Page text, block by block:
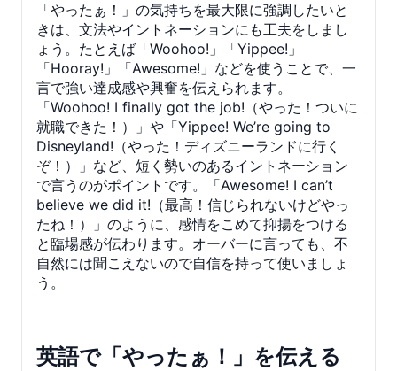
「やったぁ！」の気持ちを最大限に強調したいと
きは、文法やイントネーションにも工夫をしまし
ょう。たとえば「Woohoo!」「Yippee!」
「Hooray!」「Awesome!」などを使うことで、一
言で強い達成感や興奮を伝えられます。
「Woohoo! I finally got the job!（やった！ついに
就職できた！）」や「Yippee! We’re going to
Disneyland!（やった！ディズニーランドに行く
ぞ！）」など、短く勢いのあるイントネーション
で言うのがポイントです。「Awesome! I can’t
believe we did it!（最高！信じられないけどやっ
たね！）」のように、感情をこめて抑揚をつける
と臨場感が伝わります。オーバーに言っても、不
自然には聞こえないので自信を持って使いましょ
う。
英語で「やったぁ！」を伝える